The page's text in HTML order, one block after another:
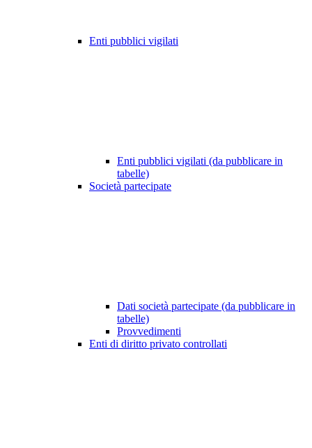
Enti pubblici vigilati
Enti pubblici vigilati (da pubblicare in
tabelle)
Società partecipate
Dati società partecipate (da pubblicare in
tabelle)
Provvedimenti
Enti di diritto privato controllati